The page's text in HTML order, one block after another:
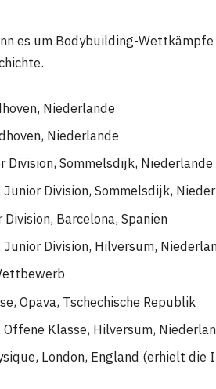
es um Bodybuilding-
Niederlande
Niederlande
Sommelsdijk, Niederlande
Division, Sommelsdijk,
Barcelona, ​​Spanien
Division, Hilversum,
Opava, Tschechische Republik
Klasse, Hilversum,
London, England (erhielt die